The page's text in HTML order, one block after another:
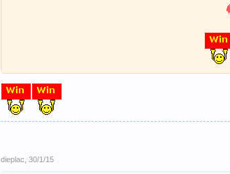
dieplac 30/1/15